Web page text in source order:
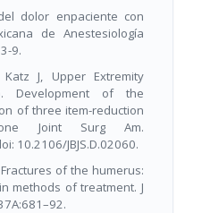
dolor enpaciente con
de Anestesiología
9.
J, Upper Extremity
Development of the
of three item-reduction
Joint Surg Am.
10.2106/JBJS.D.02060.
of the humerus:
methods of treatment. J